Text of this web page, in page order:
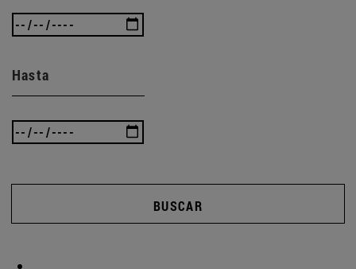
Hasta
BUSCAR